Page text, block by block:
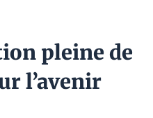
pleine de
l’avenir